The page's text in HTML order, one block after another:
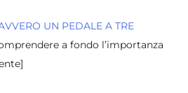
UN PEDALE A TRE
a fondo l’importanza